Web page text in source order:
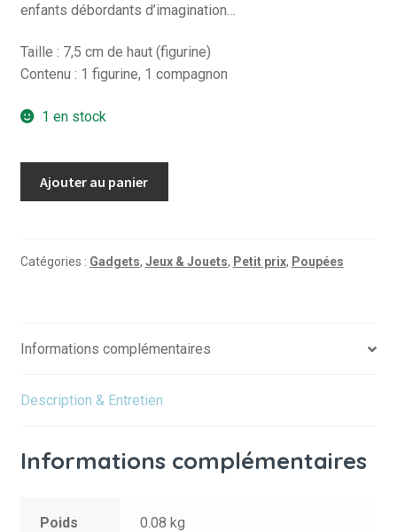
enfants débordants d’imagination…
Taille : 7,5 cm de haut (figurine)
Contenu : 1 figurine, 1 compagnon
1 en stock
Nouky
Ajouter au panier
Catégories : Gadgets, Jeux & Jouets, Petit prix, Poupées
Informations complémentaires
Description & Entretien
Informations complémentaires
Poids 0.08 kg